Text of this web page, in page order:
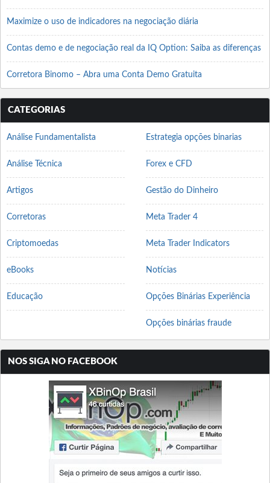
Maximize o uso de indicadores na negociação diária
Contas demo e de negociação real da IQ Option: Saiba as diferenças
Corretora Binomo – Abra uma Conta Demo Gratuita
CATEGORIAS
Análise Fundamentalista
Análise Técnica
Artigos
Corretoras
Criptomoedas
eBooks
Educação
Estrategia opções binarias
Forex e CFD
Gestão do Dinheiro
Meta Trader 4
Meta Trader Indicators
Notícias
Opções Binárias Experiência
Opções binárias fraude
NOS SIGA NO FACEBOOK